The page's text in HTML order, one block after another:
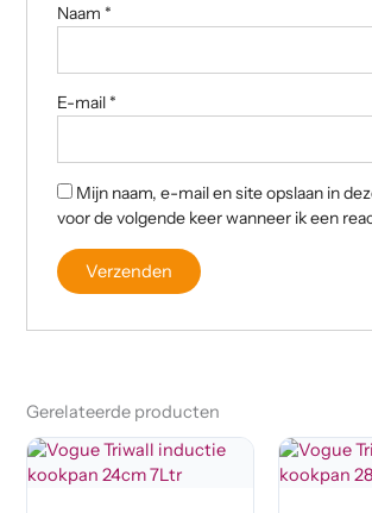
Naam *
E-mail *
Mijn naam, e-mail en site opslaan in
voor de volgende keer wanneer ik een
Gerelateerde producten